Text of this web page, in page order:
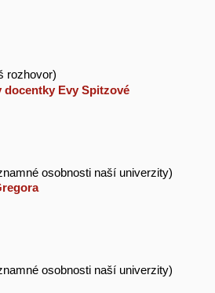
rozhovor)
docentky Evy Spitzové
osobnosti naší univerzity)
osobnosti naší univerzity)